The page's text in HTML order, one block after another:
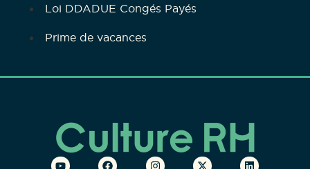
Loi DDADUE Congés Payés
Prime de vacances